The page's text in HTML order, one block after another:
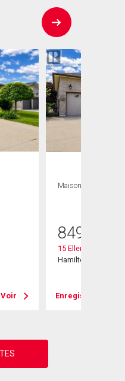
Voir
Maison
849 000
15 Ellen Avenue
Hamilton, ON
Enregistrer